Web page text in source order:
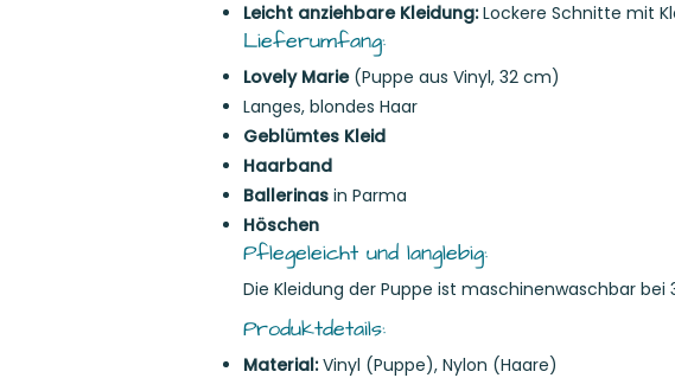
Leicht anziehbare Kleidung:Lockere Schnitte mit
Lieferumfang:
Lovely Marie(Puppe aus Vinyl, 32 cm)
Langes, blondes Haar
Geblümtes Kleid
Haarband
Ballerinasin Parma
Höschen
Pflegeleicht und langlebig:
Die Kleidung der Puppe ist maschinenwaschbar bei
Produktdetails:
Material:Vinyl (Puppe), Nylon (Haare)